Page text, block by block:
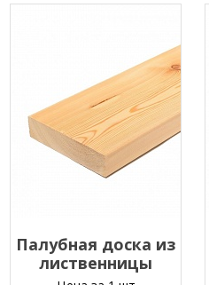
Палубная доска из
лиственницы